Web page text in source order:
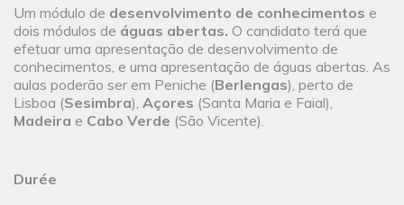
Um módulo de desenvolvimento de conhecimentos e
dois módulos de águas abertas. O candidato terá que
efetuar uma apresentação de desenvolvimento de
conhecimentos, e uma apresentação de águas abertas. As
aulas poderão ser em Peniche (Berlengas), perto de
Lisboa (Sesimbra), Açores (Santa Maria e Faial),
Madeira e Cabo Verde (São Vicente).
Durée